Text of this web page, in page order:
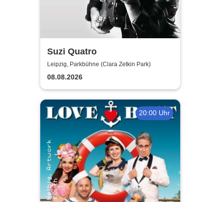
Suzi Quatro
Leipzig, Parkbühne (Clara Zetkin Park)
08.08.2026
20:00 Uhr